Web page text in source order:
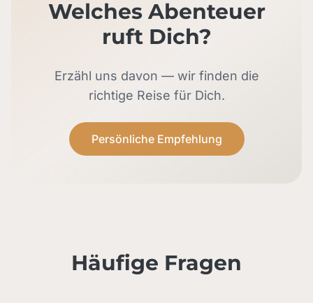
Welches Abenteuer
ruft Dich?
Erzähl uns davon — wir finden die
richtige Reise für Dich.
Persönliche Empfehlung
Häufige Fragen